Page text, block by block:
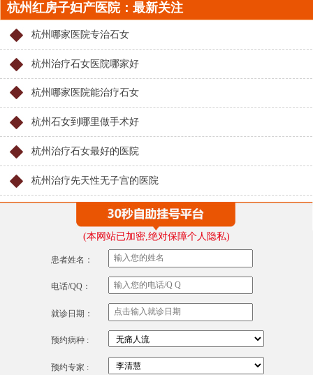
杭州红房子妇产医院：最新关注
杭州哪家医院专治石女
杭州治疗石女医院哪家好
杭州哪家医院能治疗石女
杭州石女到哪里做手术好
杭州治疗石女最好的医院
杭州治疗先天性无子宫的医院
(本网站已加密,绝对保障个人隐私)
患者姓名：
电话/QQ：
就诊日期：
预约病种 :
预约专家 :